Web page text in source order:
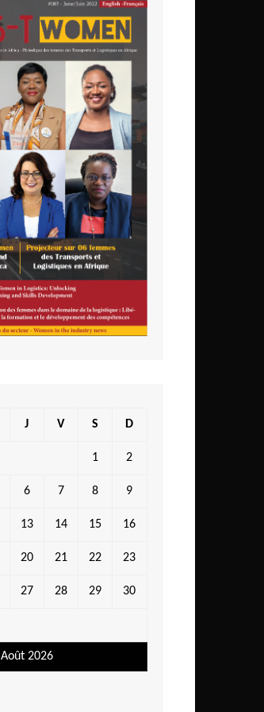
Août 2026
J V S D
1 2
6 7 8 9
13 14 15 16
20 21 22 23
27 28 29 30